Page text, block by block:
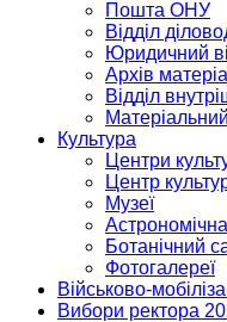
Пошта ОНУ
Відділ
Юридичний
Архів
Відділ
Культура
Центри
Центр
Музеї
Ботанічний
Фотогалереї
Військово-
Вибори ректора